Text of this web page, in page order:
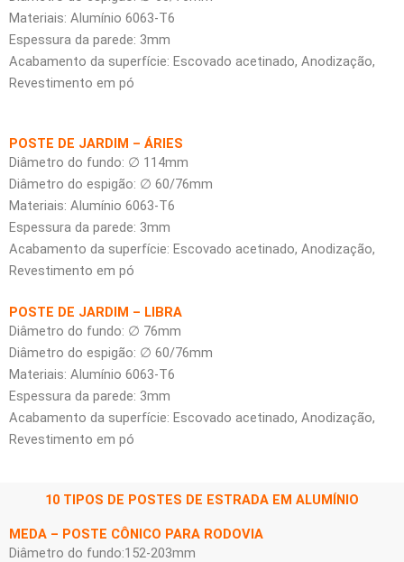
Materiais: Alumínio 6063-T6
Espessura da parede: 3mm
Acabamento da superfície: Escovado acetinado, Anodização,
Revestimento em pó
POSTE DE JARDIM – ÁRIES
Diâmetro do fundo: ∅ 114mm
Diâmetro do espigão: ∅ 60/76mm
Materiais: Alumínio 6063-T6
Espessura da parede: 3mm
Acabamento da superfície: Escovado acetinado, Anodização,
Revestimento em pó
POSTE DE JARDIM – LIBRA
Diâmetro do fundo: ∅ 76mm
Diâmetro do espigão: ∅ 60/76mm
Materiais: Alumínio 6063-T6
Espessura da parede: 3mm
Acabamento da superfície: Escovado acetinado, Anodização,
Revestimento em pó
10 TIPOS DE POSTES DE ESTRADA EM ALUMÍNIO
MEDA – POSTE CÔNICO PARA RODOVIA
Diâmetro do fundo:152-203mm